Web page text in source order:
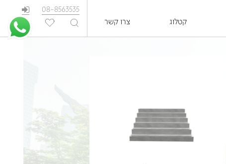
קטלוג צרו קשר
08-8563535
EN